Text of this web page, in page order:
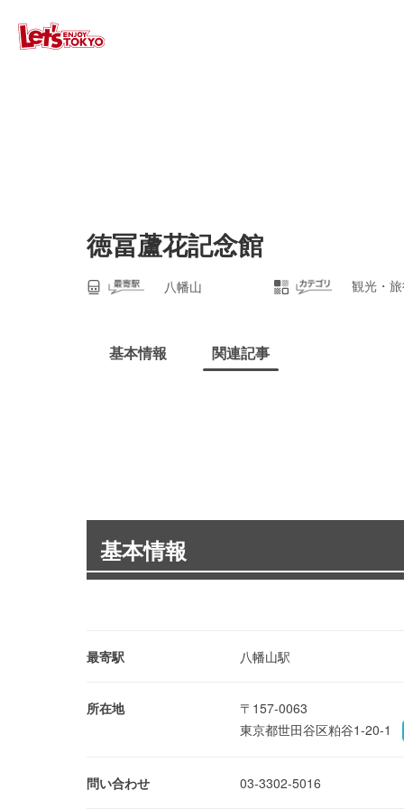
徳冨蘆花記念館
八幡山 観光・
基本情報 関連記事
基本情報
最寄駅 八幡山駅
所在地
〒157-0063
東京都世田谷区粕谷1-20-1
問い合わせ 03-3302-5016